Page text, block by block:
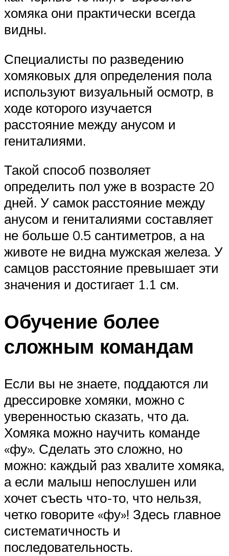
хомяка они практически всегда
видны.
Специалисты по разведению
хомяковых для определения пола
используют визуальный осмотр, в
ходе которого изучается
расстояние между анусом и
гениталиями.
Такой способ позволяет
определить пол уже в возрасте 20
дней. У самок расстояние между
анусом и гениталиями составляет
не больше 0.5 сантиметров, а на
животе не видна мужская железа. У
самцов расстояние превышает эти
значения и достигает 1.1 см.
Обучение более
сложным командам
Если вы не знаете, поддаются ли
дрессировке хомяки, можно с
уверенностью сказать, что да.
Хомяка можно научить команде
«фу». Сделать это сложно, но
можно: каждый раз хвалите хомяка,
а если малыш непослушен или
хочет съесть что-то, что нельзя,
четко говорите «фу»! Здесь главное
систематичность и
последовательность.